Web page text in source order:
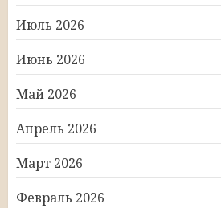
Июль 2026
Июнь 2026
Май 2026
Апрель 2026
Март 2026
Февраль 2026